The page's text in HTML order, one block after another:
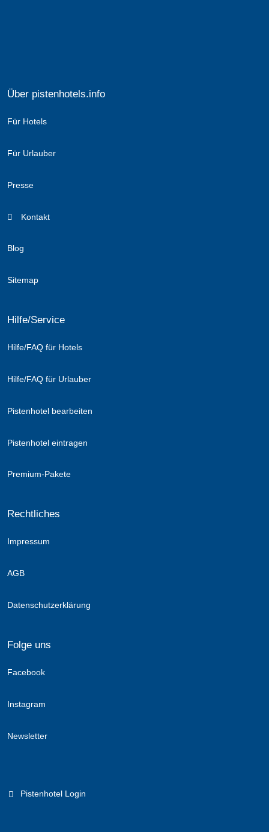
Über pistenhotels.info
Für Hotels
Für Urlauber
Presse
Kontakt
Blog
Sitemap
Hilfe/Service
Hilfe/FAQ für Hotels
Hilfe/FAQ für Urlauber
Pistenhotel bearbeiten
Pistenhotel eintragen
Premium-Pakete
Rechtliches
Impressum
AGB
Datenschutzerklärung
Folge uns
Facebook
Instagram
Newsletter
Pistenhotel Login